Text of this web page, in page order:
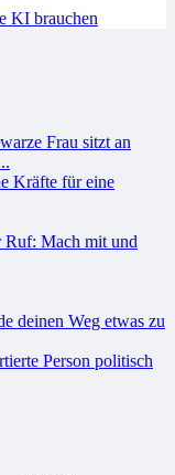
KI brauchen
Kräfte für eine
Person politisch